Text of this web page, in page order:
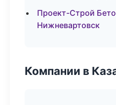
Проект-Строй
Нижневартовск
Компании в